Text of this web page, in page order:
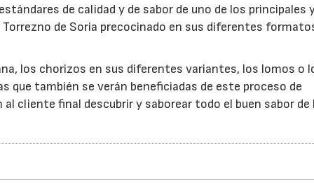
de calidad y de sabor de uno de los principales
de Soria precocinado en sus diferentes
los chorizos en sus diferentes variantes, los lomos o
que también se verán beneficiadas de este proceso de
cliente final descubrir y saborear todo el buen sabor de